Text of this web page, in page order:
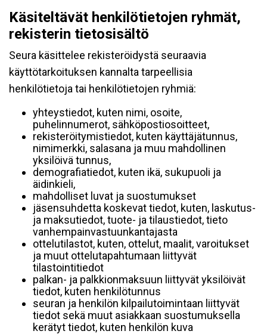
Käsiteltävät henkilötietojen ryhmät,
rekisterin tietosisältö
Seura käsittelee rekisteröidystä seuraavia
käyttötarkoituksen kannalta tarpeellisia
henkilötietoja tai henkilötietojen ryhmiä:
yhteystiedot, kuten nimi, osoite,
puhelinnumerot, sähköpostiosoitteet,
rekisteröitymistiedot, kuten käyttäjätunnus,
nimimerkki, salasana ja muu mahdollinen
yksilöivä tunnus,
demografiatiedot, kuten ikä, sukupuoli ja
äidinkieli,
mahdolliset luvat ja suostumukset
jäsensuhdetta koskevat tiedot, kuten, laskutus-
ja maksutiedot, tuote- ja tilaustiedot, tieto
vanhempainvastuunkantajasta
ottelutilastot, kuten, ottelut, maalit, varoitukset
ja muut ottelutapahtumaan liittyvät
tilastointitiedot
palkan- ja palkkionmaksuun liittyvät yksilöivät
tiedot, kuten henkilötunnus
seuran ja henkilön kilpailutoimintaan liittyvät
tiedot sekä muut asiakkaan suostumuksella
kerätyt tiedot, kuten henkilön kuva